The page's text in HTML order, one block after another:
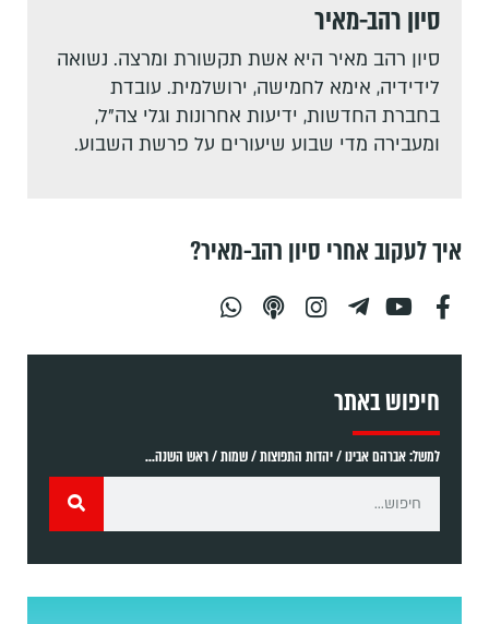
סיון רהב-מאיר
סיון רהב מאיר היא אשת תקשורת ומרצה. נשואה
לידידיה, אימא לחמישה, ירושלמית. עובדת
בחברת החדשות, ידיעות אחרונות וגלי צה"ל,
ומעבירה מדי שבוע שיעורים על פרשת השבוע.
איך לעקוב אחרי סיון רהב-מאיר?
חיפוש באתר
למשל: אברהם אבינו / יהדות התפוצות / שמות / ראש השנה...